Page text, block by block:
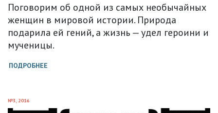
Поговорим об одной из самых необычайных
женщин в мировой истории. Природа
подарила ей гений, а жизнь — удел героини и
мученицы.
ПОДРОБНЕЕ
№3, 2016